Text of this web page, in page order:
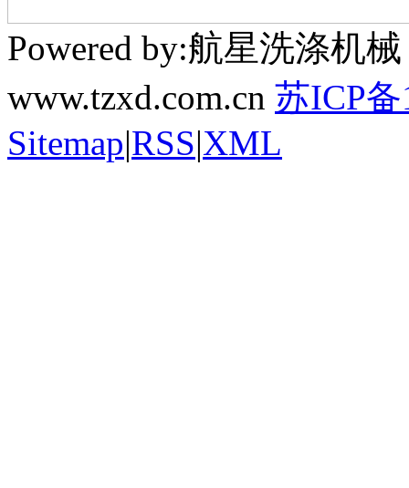
Powered by:航星洗涤机
www.tzxd.com.cn 苏ICP
Sitemap|RSS|XML